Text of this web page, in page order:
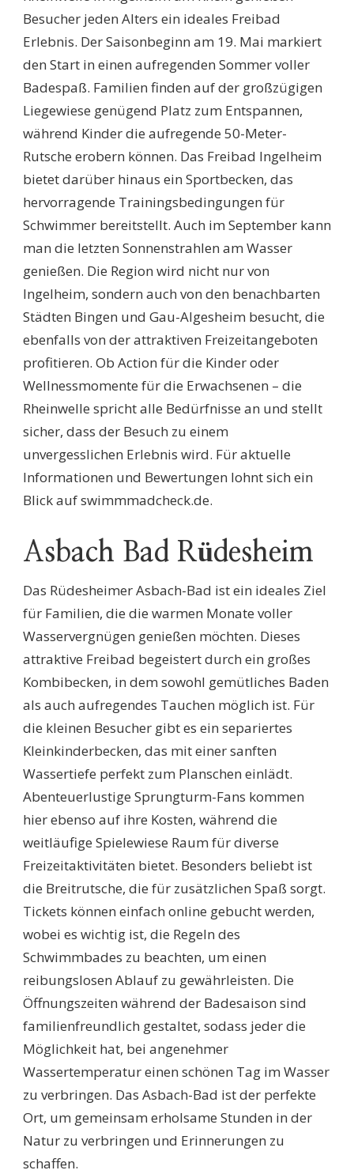
Besucher jeden Alters ein ideales Freibad
Erlebnis. Der Saisonbeginn am 19. Mai markiert
den Start in einen aufregenden Sommer voller
Badespaß. Familien finden auf der großzügigen
Liegewiese genügend Platz zum Entspannen,
während Kinder die aufregende 50-Meter-
Rutsche erobern können. Das Freibad Ingelheim
bietet darüber hinaus ein Sportbecken, das
hervorragende Trainingsbedingungen für
Schwimmer bereitstellt. Auch im September kann
man die letzten Sonnenstrahlen am Wasser
genießen. Die Region wird nicht nur von
Ingelheim, sondern auch von den benachbarten
Städten Bingen und Gau-Algesheim besucht, die
ebenfalls von der attraktiven Freizeitangeboten
profitieren. Ob Action für die Kinder oder
Wellnessmomente für die Erwachsenen – die
Rheinwelle spricht alle Bedürfnisse an und stellt
sicher, dass der Besuch zu einem
unvergesslichen Erlebnis wird. Für aktuelle
Informationen und Bewertungen lohnt sich ein
Blick auf swimmmadcheck.de.
Asbach Bad Rüdesheim
Das Rüdesheimer Asbach-Bad ist ein ideales Ziel
für Familien, die die warmen Monate voller
Wasservergnügen genießen möchten. Dieses
attraktive Freibad begeistert durch ein großes
Kombibecken, in dem sowohl gemütliches Baden
als auch aufregendes Tauchen möglich ist. Für
die kleinen Besucher gibt es ein separiertes
Kleinkinderbecken, das mit einer sanften
Wassertiefe perfekt zum Planschen einlädt.
Abenteuerlustige Sprungturm-Fans kommen
hier ebenso auf ihre Kosten, während die
weitläufige Spielewiese Raum für diverse
Freizeitaktivitäten bietet. Besonders beliebt ist
die Breitrutsche, die für zusätzlichen Spaß sorgt.
Tickets können einfach online gebucht werden,
wobei es wichtig ist, die Regeln des
Schwimmbades zu beachten, um einen
reibungslosen Ablauf zu gewährleisten. Die
Öffnungszeiten während der Badesaison sind
familienfreundlich gestaltet, sodass jeder die
Möglichkeit hat, bei angenehmer
Wassertemperatur einen schönen Tag im Wasser
zu verbringen. Das Asbach-Bad ist der perfekte
Ort, um gemeinsam erholsame Stunden in der
Natur zu verbringen und Erinnerungen zu
schaffen.